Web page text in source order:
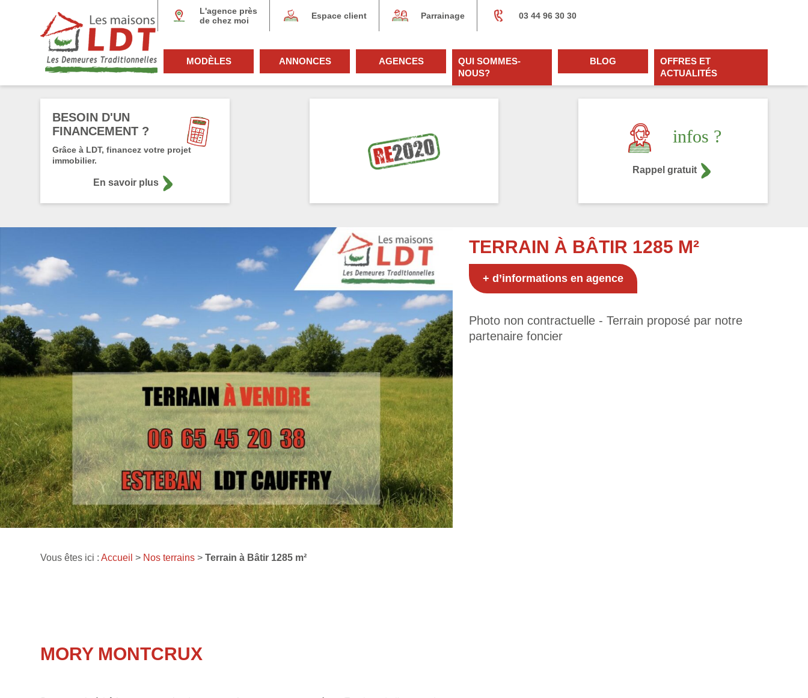
L'agence près
de chez moi
Espace client Parrainage 03 44 96 30 30
MODÈLES ANNONCES AGENCES
QUI SOMMES-
NOUS?
BLOG
OFFRES ET
ACTUALITÉS
BESOIN D'UN
FINANCEMENT ?
Grâce à LDT, financez votre projet
immobilier.
En savoir plus
infos ?
Rappel gratuit
TERRAIN À BÂTIR 1285 M²
+ d’informations en agence
Photo non contractuelle - Terrain proposé par notre
partenaire foncier
Vous êtes ici :Accueil > Nos terrains >Terrain à Bâtir 1285 m²
MORY MONTCRUX